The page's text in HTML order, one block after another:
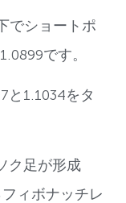
でショートポ
です。
と1.1034をタ
ク足が形成
ィボナッチレ